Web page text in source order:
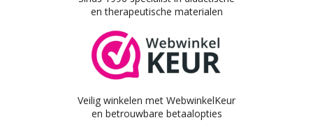
en therapeutische materialen
Veilig winkelen met WebwinkelKeur
en betrouwbare betaalopties